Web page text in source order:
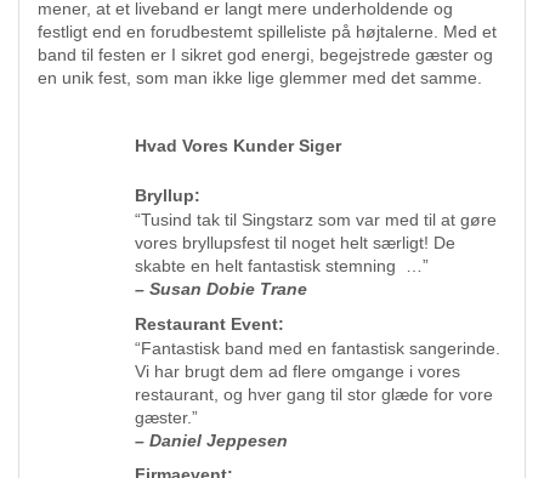
mener, at et liveband er langt mere underholdende og
festligt end en forudbestemt spilleliste på højtalerne. Med et
band til festen er I sikret god energi, begejstrede gæster og
en unik fest, som man ikke lige glemmer med det samme.
Hvad Vores Kunder Siger
Bryllup:
“Tusind tak til Singstarz som var med til at gøre
vores bryllupsfest til noget helt særligt! De
skabte en helt fantastisk stemning …”
– Susan Dobie Trane
Restaurant Event:
“Fantastisk band med en fantastisk sangerinde.
Vi har brugt dem ad flere omgange i vores
restaurant, og hver gang til stor glæde for vore
gæster.”
– Daniel Jeppesen